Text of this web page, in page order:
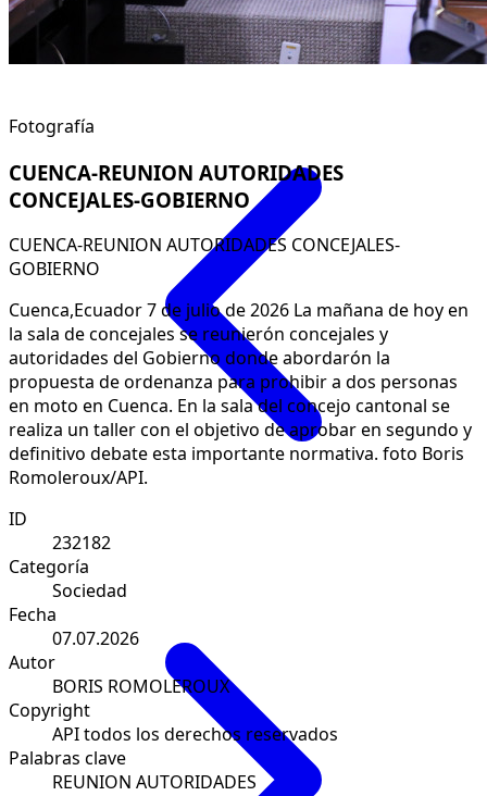
Fotografía
CUENCA-REUNION AUTORIDADES
CONCEJALES-GOBIERNO
CUENCA-REUNION AUTORIDADES CONCEJALES-
GOBIERNO
Cuenca,Ecuador 7 de julio de 2026 La mañana de hoy en
la sala de concejales se reunierón concejales y
autoridades del Gobierno donde abordarón la
propuesta de ordenanza para prohibir a dos personas
en moto en Cuenca. En la sala del concejo cantonal se
realiza un taller con el objetivo de aprobar en segundo y
definitivo debate esta importante normativa. foto Boris
Romoleroux/API.
ID
232182
Categoría
Sociedad
Fecha
07.07.2026
Autor
BORIS ROMOLEROUX
Copyright
API todos los derechos reservados
Palabras clave
REUNION AUTORIDADES